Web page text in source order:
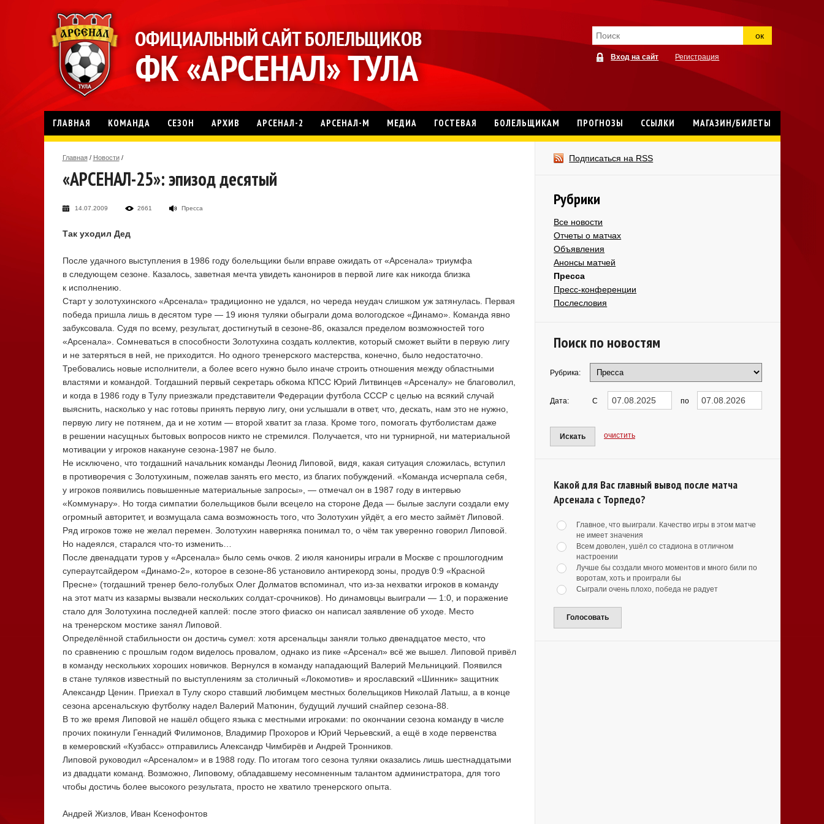
ок
Вход на сайт Регистрация
ГЛАВНАЯ КОМАНДА СЕЗОН АРХИВ АРСЕНАЛ-2 АРСЕНАЛ-М МЕДИА ГОСТЕВАЯ БОЛЕЛЬЩИКАМ ПРОГНОЗЫ ССЫЛКИ МАГАЗИН/БИЛЕТЫ
Главная / Новости /
«АРСЕНАЛ-25»: эпизод десятый
14.07.2009 2661 Пресса
Так уходил Дед
После удачного выступления в 1986 году болельщики были вправе ожидать от «Арсенала» триумфа
в следующем сезоне. Казалось, заветная мечта увидеть канониров в первой лиге как никогда близка
к исполнению.
Старт у золотухинского «Арсенала» традиционно не удался, но череда неудач слишком уж затянулась. Первая
победа пришла лишь в десятом туре — 19 июня туляки обыграли дома вологодское «Динамо». Команда явно
забуксовала. Судя по всему, результат, достигнутый в сезоне-86, оказался пределом возможностей того
«Арсенала». Сомневаться в способности Золотухина создать коллектив, который сможет выйти в первую лигу
и не затеряться в ней, не приходится. Но одного тренерского мастерства, конечно, было недостаточно.
Требовались новые исполнители, а более всего нужно было иначе строить отношения между областными
властями и командой. Тогдашний первый секретарь обкома КПСС Юрий Литвинцев «Арсеналу» не благоволил,
и когда в 1986 году в Тулу приезжали представители Федерации футбола СССР с целью на всякий случай
выяснить, насколько у нас готовы принять первую лигу, они услышали в ответ, что, дескать, нам это не нужно,
первую лигу не потянем, да и не хотим — второй хватит за глаза. Кроме того, помогать футболистам даже
в решении насущных бытовых вопросов никто не стремился. Получается, что ни турнирной, ни материальной
мотивации у игроков накануне сезона-1987 не было.
Не исключено, что тогдашний начальник команды Леонид Липовой, видя, какая ситуация сложилась, вступил
в противоречия с Золотухиным, пожелав занять его место, из благих побуждений. «Команда исчерпала себя,
у игроков появились повышенные материальные запросы», — отмечал он в 1987 году в интервью
«Коммунару». Но тогда симпатии болельщиков были всецело на стороне Деда — былые заслуги создали ему
огромный авторитет, и возмущала сама возможность того, что Золотухин уйдёт, а его место займёт Липовой.
Ряд игроков тоже не желал перемен. Золотухин наверняка понимал то, о чём так уверенно говорил Липовой.
Но надеялся, старался что-тоизменить…
После двенадцати туров у «Арсенала» было семь очков. 2 июля канониры играли в Москве с прошлогодним
супераутсайдером «Динамо-2», которое в сезоне-86 установило антирекорд зоны, продув 0:9 «Красной
Пресне» (тогдашний тренер бело-голубыхОлег Долматов вспоминал, что из-занехватки игроков в команду
на этот матч из казармы вызвали нескольких солдат-срочников). Но динамовцы выиграли — 1:0, и поражение
стало для Золотухина последней каплей: после этого фиаско он написал заявление об уходе. Место
на тренерском мостике занял Липовой.
Определённой стабильности он достичь сумел: хотя арсенальцы заняли только двенадцатое место, что
по сравнению с прошлым годом виделось провалом, однако из пике «Арсенал» всё же вышел. Липовой привёл
в команду нескольких хороших новичков. Вернулся в команду нападающий Валерий Мельницкий. Появился
в стане туляков известный по выступлениям за столичный «Локомотив» и ярославский «Шинник» защитник
Александр Ценин. Приехал в Тулу скоро ставший любимцем местных болельщиков Николай Латыш, а в конце
сезона арсенальскую футболку надел Валерий Матюнин, будущий лучший снайпер сезона-88.
В то же время Липовой не нашёл общего языка с местными игроками: по окончании сезона команду в числе
прочих покинули Геннадий Филимонов, Владимир Прохоров и Юрий Черьевский, а ещё в ходе первенства
в кемеровский «Кузбасс» отправились Александр Чимбирёв и Андрей Тронников.
Липовой руководил «Арсеналом» и в 1988 году. По итогам того сезона туляки оказались лишь шестнадцатыми
из двадцати команд. Возможно, Липовому, обладавшему несомненным талантом администратора, для того
чтобы достичь более высокого результата, просто не хватило тренерского опыта.
Андрей Жизлов, Иван Ксенофонтов
Подписаться на RSS
Рубрики
Все новости
Отчеты о матчах
Объявления
Анонсы матчей
Пресса
Пресс-конференции
Послесловия
Поиск по новостям
Рубрика:
Дата: С по
Искать очистить
Какой для Вас главный вывод после матча
Арсенала с Торпедо?
Главное, что выиграли. Качество игры в этом матче
не имеет значения
Всем доволен, ушёл со стадиона в отличном
настроении
Лучше бы создали много моментов и много били по
воротам, хоть и проиграли бы
Сыграли очень плохо, победа не радует
Голосовать